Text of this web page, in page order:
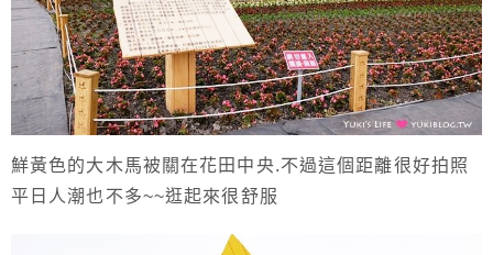
鮮黃色的大木馬被關在花田中央.不過這個距離很好拍照
平日人潮也不多~~逛起來很舒服